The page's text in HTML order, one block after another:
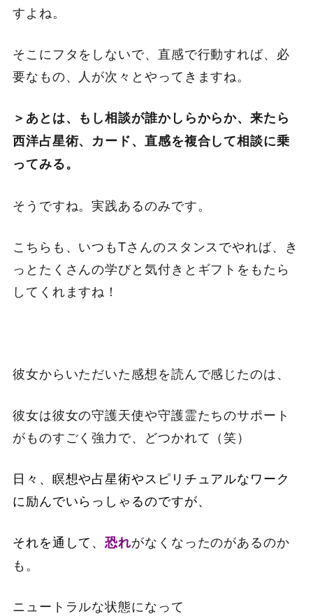
すよね。
そこにフタをしないで、直感で行動すれば、必
要なもの、人が次々とやってきますね。
＞あとは、もし相談が誰かしらからか、来たら
西洋占星術、カード、 直感を複合して相談に乗
ってみる。
そうですね。実践あるのみです。
こちらも、いつもTさんのスタンスでやれば、き
っとたくさんの学びと気付きとギフトをもたら
してくれますね！
彼女からいただいた感想を読んで感じたのは、
彼女は彼女の守護天使や守護霊たちのサポート
がものすごく強力で、どつかれて（笑）
日々、瞑想や占星術やスピリチュアルなワーク
に励んでいらっしゃるのですが、
それを通して、恐れがなくなったのがあるのか
も。
ニュートラルな状態になって